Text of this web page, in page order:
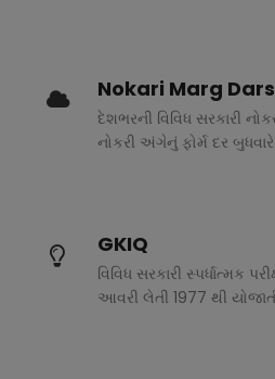
Nokari Marg
દેશભરની વિવિધ સરકારી
નોકરી અંગેનું ફોર્મ દર
GKIQ
વિવિધ સરકારી સ્પર્ધાત્મક
આવરી લેતી 1977 થી